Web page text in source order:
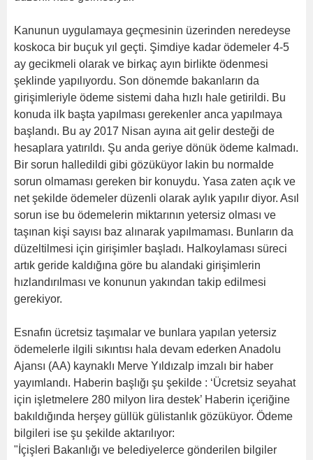
Kanunun uygulamaya geçmesinin üzerinden neredeyse
koskoca bir buçuk yıl geçti. Şimdiye kadar ödemeler 4-5
ay gecikmeli olarak ve birkaç ayın birlikte ödenmesi
şeklinde yapılıyordu. Son dönemde bakanların da
girişimleriyle ödeme sistemi daha hızlı hale getirildi. Bu
konuda ilk başta yapılması gerekenler anca yapılmaya
başlandı. Bu ay 2017 Nisan ayına ait gelir desteği de
hesaplara yatırıldı. Şu anda geriye dönük ödeme kalmadı.
Bir sorun halledildi gibi gözüküyor lakin bu normalde
sorun olmaması gereken bir konuydu. Yasa zaten açık ve
net şekilde ödemeler düzenli olarak aylık yapılır diyor. Asıl
sorun ise bu ödemelerin miktarının yetersiz olması ve
taşınan kişi sayısı baz alınarak yapılmaması. Bunların da
düzeltilmesi için girişimler başladı. Halkoylaması süreci
artık geride kaldığına göre bu alandaki girişimlerin
hızlandırılması ve konunun yakından takip edilmesi
gerekiyor.
Esnafın ücretsiz taşımalar ve bunlara yapılan yetersiz
ödemelerle ilgili sıkıntısı hala devam ederken Anadolu
Ajansı (AA) kaynaklı Merve Yıldızalp imzalı bir haber
yayımlandı. Haberin başlığı şu şekilde : ‘Ücretsiz seyahat
için işletmelere 280 milyon lira destek’ Haberin içeriğine
bakıldığında herşey güllük gülistanlık gözüküyor. Ödeme
bilgileri ise şu şekilde aktarılıyor:
"İçişleri Bakanlığı ve belediyelerce gönderilen bilgiler